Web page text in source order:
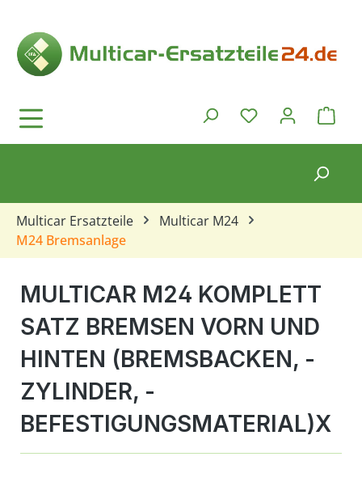
Du hast 0
Multicar Ersatzteile
Multicar M24
M24 Bremsanlage
MULTICAR M24 KOMPLETT
SATZ BREMSEN VORN UND
HINTEN (BREMSBACKEN, -
ZYLINDER, -
BEFESTIGUNGSMATERIAL)X